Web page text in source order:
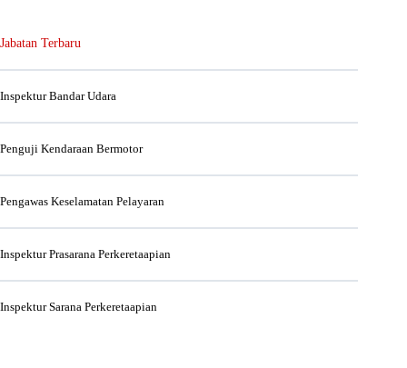
Jabatan Terbaru
Inspektur Bandar Udara
Penguji Kendaraan Bermotor
Pengawas Keselamatan Pelayaran
Inspektur Prasarana Perkeretaapian
Inspektur Sarana Perkeretaapian